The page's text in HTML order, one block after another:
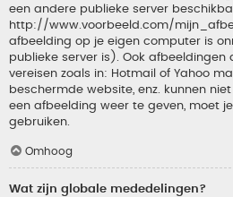
een andere publieke server
http://www.voorbeeld.com/
afbeelding op je eigen computer is
publieke server is). Ook afbeeldingen
vereisen zoals in: Hotmail of Yahoo
beschermde website, enz. kunnen
een afbeelding weer te geven, moet
gebruiken.
Omhoog
Wat zijn globale mededelingen?